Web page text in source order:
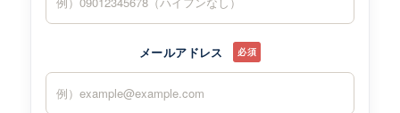
メールアドレス 必須